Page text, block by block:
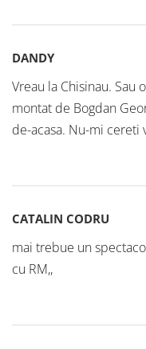
DANDY
Vreau la Chisinau. Sau
montat de Bogdan
de-acasa. Nu-mi cereti
CATALIN CODRU
mai trebue un
cu RM,,